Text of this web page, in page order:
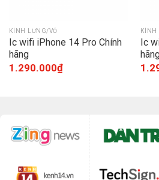
KÍNH LƯNG/VỎ
Ic wifi iPhone 14 Pro Chính
hãng
1.290.000₫
KÍNH
Ic